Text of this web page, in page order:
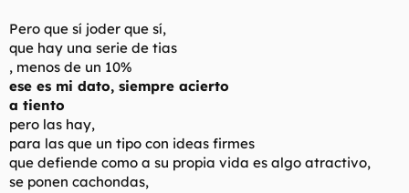
Pero que sí joder que sí,
que hay una serie de tias
, menos de un 10%
ese es mi dato, siempre acierto
a tiento
pero las hay,
para las que un tipo con ideas firmes
que defiende como a su propia vida es algo atractivo,
se ponen cachondas,